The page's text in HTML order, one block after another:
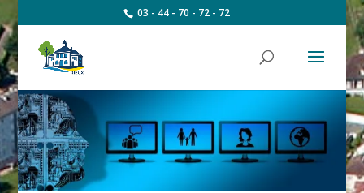
03 - 44 - 70 - 72 - 72